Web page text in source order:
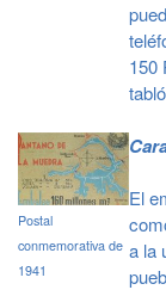
150
Postal
conmemorativa de
1941
El
a la